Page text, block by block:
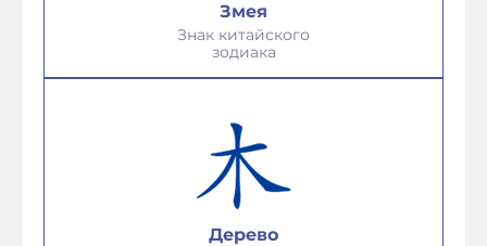
Змея
Знак китайского
зодиака
Дерево